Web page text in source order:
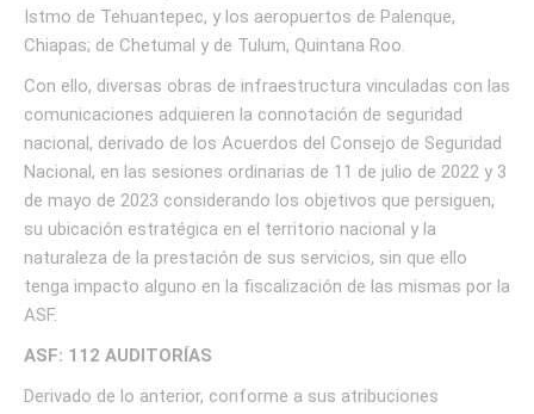
Istmo de Tehuantepec, y los aeropuertos de Palenque,
Chiapas; de Chetumal y de Tulum, Quintana Roo.
Con ello, diversas obras de infraestructura vinculadas con las
comunicaciones adquieren la connotación de seguridad
nacional, derivado de los Acuerdos del Consejo de Seguridad
Nacional, en las sesiones ordinarias de 11 de julio de 2022 y 3
de mayo de 2023 considerando los objetivos que persiguen,
su ubicación estratégica en el territorio nacional y la
naturaleza de la prestación de sus servicios, sin que ello
tenga impacto alguno en la fiscalización de las mismas por la
ASF.
ASF: 112 AUDITORÍAS
Derivado de lo anterior, conforme a sus atribuciones